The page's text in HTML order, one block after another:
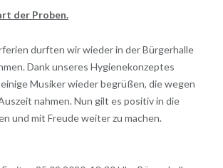
der Proben.
durften wir wieder in der Bürgerhalle
Dank unseres Hygienekonzeptes
Musiker wieder begrüßen, die wegen
nahmen. Nun gilt es positiv in die
und mit Freude weiter zu machen.